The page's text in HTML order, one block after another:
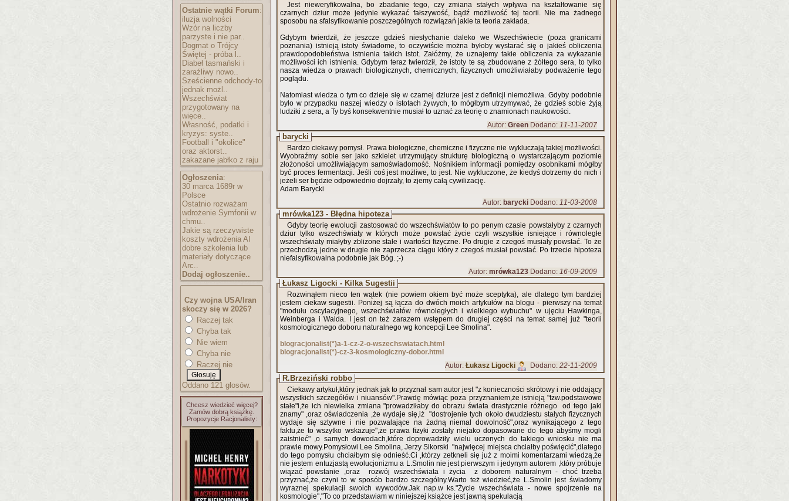
Ostatnie wątki Forum:
iluzja wolności
Wzór na liczby
parzyste i nie par..
Dogmat o Trójcy
Świętej - próba l..
Diabeł tasmański i
zaraźliwy nowo..
Sześcienne odchody-to
jednak możl..
Wszechświat
przygotowany na
więce..
Własność, podatki i
kryzys: syste..
Football i "okolice"
oraz aktorst..
zakazane jabłko z raju
Ogłoszenia:
30 marca 1689r w
Polsce
Ostatnio rozważam
wdrożenie Symfonii w
chmu..
Jakie są rzeczywiste
koszty wdrożenia AI
dobre szkolenia lub
materiały dotyczące
Arc..
Dodaj ogłoszenie..
Czy wojna USA/Iran
skoczy się w 2026?
Raczej tak
Chyba tak
Nie wiem
Chyba nie
Raczej nie
Oddano 121 głosów.
Chcesz wiedzieć więcej?
Zamów dobrą książkę.
Propozycje Racjonalisty:
Jest nieweryfikowalna, bo zbadanie tego, czy zmiana stałych wpływa na kształtowanie się
czarnych dziur może jedynie wykazać fałszywość, bądź możliwość tej teorii. Nie ma żadnego
sposobu na sfalsyfikowanie poszczególnych rozwiązań jakie ta teoria zakłada.
Gdybym twierdził, że jeszcze gdzieś niesłychanie daleko we Wszechświecie (poza granicami
poznania) istnieją istoty świadome, to oczywiście można byłoby wystarać się o jakieś obliczenia
prawdopodobieństwa istnienia takich istot. Załóżmy, że uznajemy takie obliczenia za wykazanie
możliwości ich istnienia. Gdybym teraz twierdził, że istoty te są zbudowane z żółtego sera, to tylko
nasza wiedza o prawach biologicznych, chemicznych, fizycznych umożliwiałaby podważenie tego
poglądu.
Natomiast wiedza o tym co dzieje się w czarnej dziurze jest z definicji niemożliwa. Gdyby podobnie
było w przypadku naszej wiedzy o istotach żywych, to mógłbym utrzymywać, że gdzieś sobie żyją
ludziki z sera, a Ty byś konsekwentnie musiał to uznać za teorię o znamionach naukowości.
Autor: Green Dodano: 11-11-2007
barycki
Bardzo ciekawy pomysł. Prawa biologiczne, chemiczne i fizyczne nie wykluczają takiej możliwości.
Wyobraźmy sobie ser jako szkielet utrzymujący strukturę biologiczną o wystarczającym poziomie
złożoności umożliwiającym samoświadomość. Nośnikiem informacji pomiędzy osobnikami mógłby
być proces fermentacji. Jeśli coś jest możliwe, to jest. Nie wykluczone, że kiedyś dotrzemy do nich i
jeżeli ser będzie odpowiednio dojrzały, to zjemy całą cywilizację.
Adam Barycki
Autor: barycki Dodano: 11-03-2008
mrówka123 - Błędna hipoteza
Gdyby teorię ewolucji zastosować do wszechświatów to po penym czasie powstałyby z czarnych
dziur tylko wszechświaty w których może powstać życie czyli wszystkie isniejące i równoległe
wszechświaty miałyby zblizone stałe i wartości fizyczne. Po drugie z czegoś musiały powstać. To że
przechodzą jedne w drugie nie zaprzecza ciągu który z czegoś musiał powstać. Po trzecie hipoteza
niefalsyfikowalna podobnie jak Bóg. ;-)
Autor: mrówka123 Dodano: 16-09-2009
Łukasz Ligocki - Kilka Sugestii
Rozwinąłem nieco ten wątek (nie powiem okiem być może sceptyka), ale dlatego tym bardziej
jestem ciekaw sugestii. Poniżej są łącza do dwóch moich artykułów na blogu - pierwszy na temat
"modułu oscylacyjnego, wszechświatów równoległych i wielkiego wybuchu" w ujęciu Hawkinga,
Weinberga i Walda. I jest on też zarazem wstępem do drugiej części na temat samej już "teorii
kosmologicznego doboru naturalnego wg koncepcji Lee Smolina".
blogracjonalist(*)a-1-cz-2-o-wszechswiatach.html
blogracjonalist(*)-cz-3-kosmologiczny-dobor.html
Autor: Łukasz Ligocki Dodano: 22-11-2009
R.Brzeziński robbo
Ciekawy artykuł,który jednak jak to przyznał sam autor jest "z konieczności skrótowy i nie oddający
wszystkich szczegółów i niuansów".Prawdę mówiąc poza przyznaniem,że istnieją "tzw.podstawowe
stałe"i,że ich niewielka zmiana "prowadziłaby do obrazu świata drastycznie różnego od tego jaki
znamy" ,oraz oświadczenia ,że wydaje się,iż "dostrojenie tych około dwudziestu stałych fizycznych
wydaje się sztywne i nie pozwalające na żadną niemal dowolność",oraz wynikającego z tego
faktu,że to wszytko wskazuje",że prawa fizyki zostały niejako dopasowane do tego abyśmy mogli
zaistnieć" ,o samych dowodach,które doprowadziły wielu uczonych do takiego wniosku nie ma
prawie mowy.Pomysłowi Lee Smolina, Jerzy Sikorski "najwięcej miejsca chciałby poświęcić",dlatego
do tego pomysłu chciałbym się odnieść.Ci ,którzy zetkneli się już z moimi komentarzami wiedzą,że
nie jestem entuzjastą ewolucjonizmu a L.Smolin nie jest pierwszym i jedynym autorem ,który próbuje
wiązać powstanie ,oraz rozwój wszechświata i życia z doborem naturalnym - choć trzeba
przyznać,że czyni to w sposób bardzo szczególny.Warto też wiedzieć,że L.Smolin jest świadomy
wyraznej spekulacji swoich wywodów.Jak nap.w ks."Życie wszechświata - nowe spojrzenie na
kosmologie","To co przedstawiam w niniejszej książce jest jawną spekulacją